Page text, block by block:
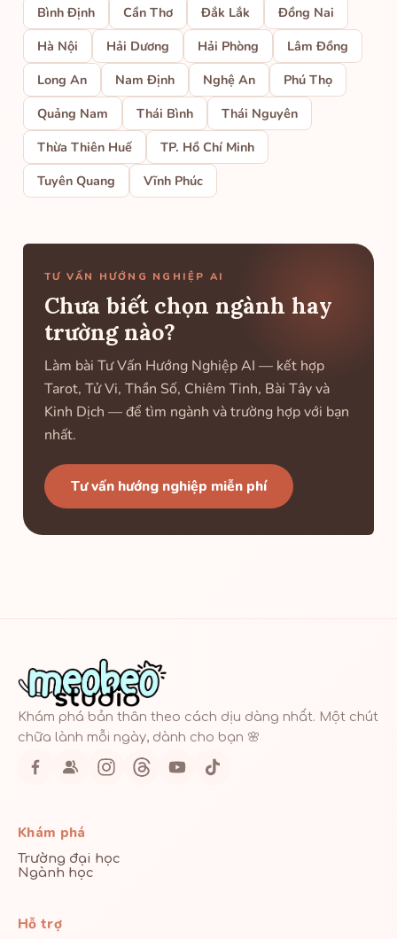
Bình Định
Cần Thơ Đắk Lắk
Đồng Nai
Hà Nội
Hải Dương Hải Phòng
Lâm Đồng
Long An
Nam Định Nghệ An
Phú Thọ
Quảng Nam
Thái Bình
Thái Nguyên
Thừa Thiên Huế
TP. Hồ Chí Minh
Tuyên Quang
Vĩnh Phúc
TƯ VẤN HƯỚNG NGHIỆP AI
Chưa biết chọn ngành hay
trường nào?
Làm bài Tư Vấn Hướng Nghiệp AI — kết hợp
Tarot, Tử Vi, Thần Số, Chiêm Tinh, Bài Tây và
Kinh Dịch — để tìm ngành và trường hợp với bạn
nhất.
Tư vấn hướng nghiệp miễn phí
Khám phá bản thân theo cách dịu dàng nhất. Một chút
chữa lành mỗi ngày, dành cho bạn 🌸
Khám phá
Trường đại học
Ngành học
Hỗ trợ